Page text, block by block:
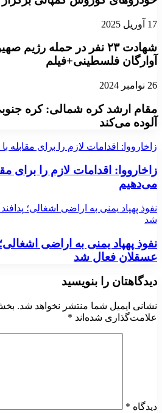
17 آوریل 2025
شهادت ۲۳ نفر در حمله
آوارگان فلسطینی+فیلم
26 نوامبر 2024
مقام ارشد کره شمالی: کره
آلوده می‌کند
زاخارووا: اقدامات لازم را برای مقابله
زاخارووا: اقدامات لازم را برای
می‌دهیم
نفوذ پهپاد یمنی به اراضی اشغالی؛
شد
نفوذ پهپاد یمنی به اراضی
عسقلان فعال شد
دیدگاهتان را بنویسید
نشانی ایمیل شما منتشر نخواهد شد.
علامت‌گذاری شده‌اند *
دیدگاه *